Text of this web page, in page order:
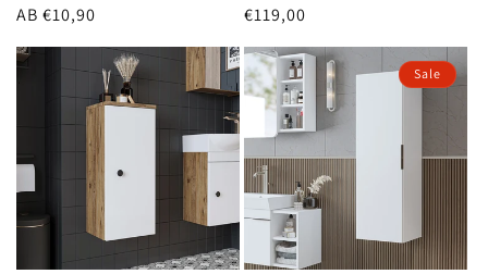
Normaler
AB €10,90
Normaler
€119,00
Sale